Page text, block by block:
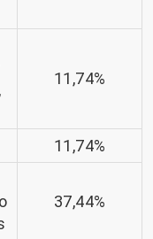
11,74%
11,74%
37,44%